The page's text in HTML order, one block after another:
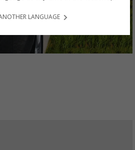
LANGUAGE